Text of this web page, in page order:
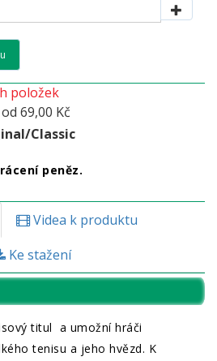
položek
69,00 Kč
Classic
peněz.
Videa k produktu
Ke stažení
titul a umožní hráči
tenisu a jeho hvězd. K